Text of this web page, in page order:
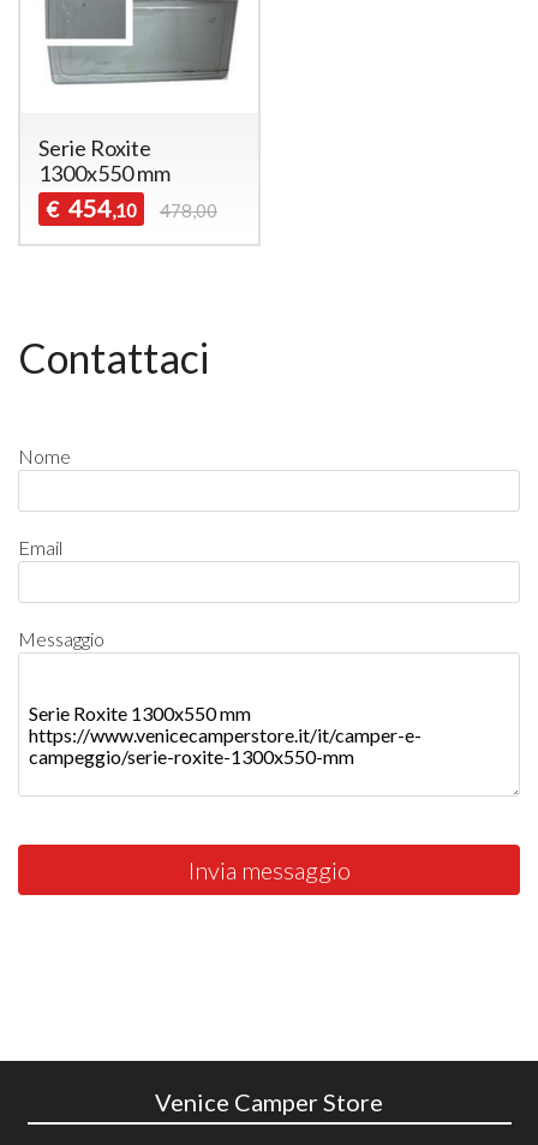
Serie Roxite
1300x550 mm
€ 454,10 478,00
Contattaci
Nome
Email
Messaggio
Invia messaggio
Venice Camper Store